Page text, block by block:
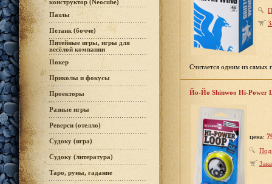
конструктор (Neocube)
Пазлы
Петанк (бочче)
Питейные игры, игры для
весёлой компании
Покер
Приколы и фокусы
Проекторы
Разные игры
Реверси (отелло)
Судоку (игра)
Судоку (литература)
Таро, руны, гадание
Считается одним из самых
Йо-Йо Shinwoo Hi-Power
цена: